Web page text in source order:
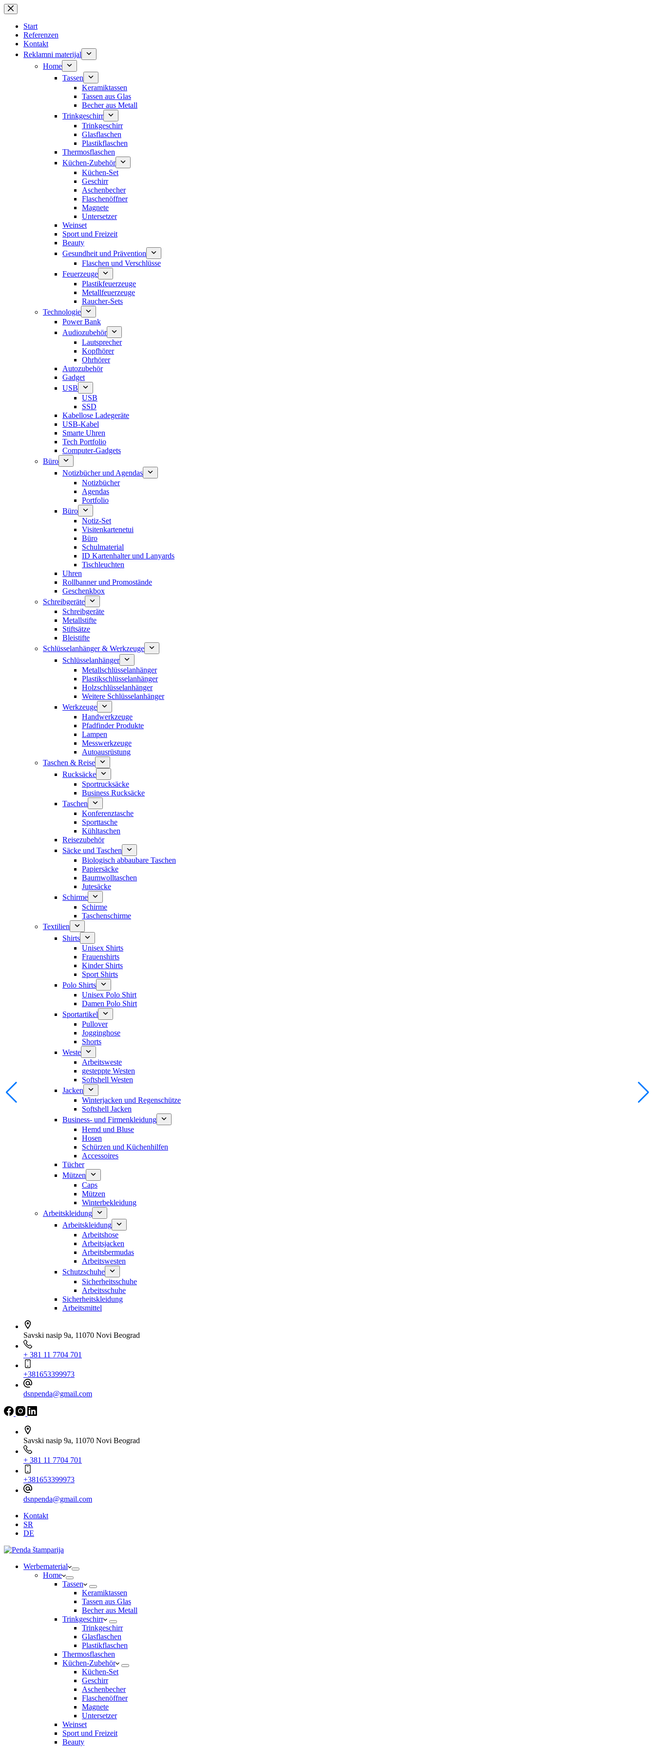
Zum
Inhalt
springenStart
Referenzen
Kontakt
Reklamni materijal
Home
Tassen
Keramiktassen
Tassen aus Glas
Becher aus Metall
Trinkgeschirr
Trinkgeschirr
Glasflaschen
Plastikflaschen
Thermosflaschen
Küchen-Zubehör
Küchen-Set
Geschirr
Aschenbecher
Flaschenöffner
Magnete
Untersetzer
Weinset
Sport und Freizeit
Beauty
Gesundheit und Prävention
Flaschen und Verschlüsse
Feuerzeuge
Plastikfeuerzeuge
Metallfeuerzeuge
Raucher-Sets
Technologie
Power Bank
Audiozubehör
Lautsprecher
Kopfhörer
Ohrhörer
Autozubehör
Gadget
USB
USB
SSD
Kabellose Ladegeräte
USB-Kabel
Smarte Uhren
Tech Portfolio
Computer-Gadgets
Büro
Notizbücher und Agendas
Notizbücher
Agendas
Portfolio
Büro
Notiz-Set
Visitenkartenetui
Büro
Schulmaterial
ID Kartenhalter und Lanyards
Tischleuchten
Uhren
Rollbanner und Promostände
Geschenkbox
Schreibgeräte
Schreibgeräte
Metallstifte
Stiftsätze
Bleistifte
Schlüsselanhänger & Werkzeuge
Schlüsselanhänger
Metallschlüsselanhänger
Plastikschlüsselanhänger
Holzschlüsselanhänger
Weitere Schlüsselanhänger
Werkzeuge
Handwerkzeuge
Pfadfinder Produkte
Lampen
Messwerkzeuge
Autoausrüstung
Taschen & Reise
Rucksäcke
Sportrucksäcke
Business Rucksäcke
Taschen
Konferenztasche
Sporttasche
Kühltaschen
Reisezubehör
Säcke und Taschen
Biologisch abbaubare Taschen
Papiersäcke
Baumwolltaschen
Jutesäcke
Schirme
Schirme
Taschenschirme
Textilien
Shirts
Unisex Shirts
Frauenshirts
Kinder Shirts
Sport Shirts
Polo Shirts
Unisex Polo Shirt
Damen Polo Shirt
Sportartikel
Pullover
Jogginghose
Shorts
Weste
Arbeitsweste
gesteppte Westen
Softshell Westen
Jacken
Winterjacken und Regenschütze
Softshell Jacken
Business- und Firmenkleidung
Hemd und Bluse
Hosen
Schürzen und Küchenhilfen
Accessoires
Tücher
Mützen
Caps
Mützen
Winterbekleidung
Arbeitskleidung
Arbeitskleidung
Arbeitshose
Arbeitsjacken
Arbeitsbermudas
Arbeitswesten
Schutzschuhe
Sicherheitsschuhe
Arbeitsschuhe
Sicherheitskleidung
Arbeitsmittel
Savski nasip 9a, 11070 Novi Beograd
+ 381 11 7704 701
+381653399973
dsnpenda@gmail.com
Savski nasip 9a, 11070 Novi Beograd
+ 381 11 7704 701
+381653399973
dsnpenda@gmail.com
Kontakt
SR
DE
Werbematerial
Home
Tassen
Keramiktassen
Tassen aus Glas
Becher aus Metall
Trinkgeschirr
Trinkgeschirr
Glasflaschen
Plastikflaschen
Thermosflaschen
Küchen-Zubehör
Küchen-Set
Geschirr
Aschenbecher
Flaschenöffner
Magnete
Untersetzer
Weinset
Sport und Freizeit
Beauty